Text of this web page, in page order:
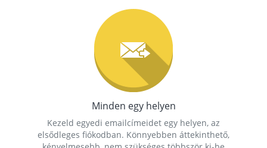
Minden egy helyen
Kezeld egyedi emailcímeidet egy helyen, az
elsődleges fiókodban. Könnyebben áttekinthető,